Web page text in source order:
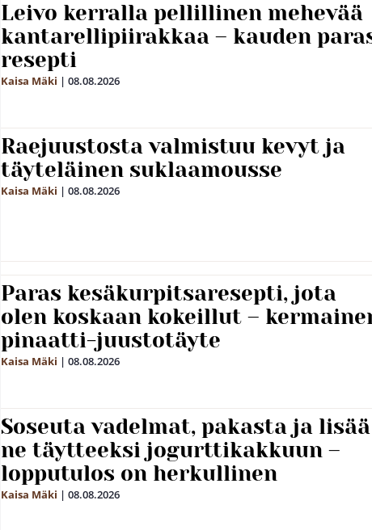
Leivo kerralla pellillinen mehevää
kantarellipiirakkaa – kauden
resepti
Kaisa Mäki | 08.08.2026
Raejuustosta valmistuu kevyt ja
täyteläinen suklaamousse
Kaisa Mäki | 08.08.2026
Paras kesäkurpitsaresepti, jota
olen koskaan kokeillut –
pinaatti-juustotäyte
Kaisa Mäki | 08.08.2026
Soseuta vadelmat, pakasta ja lisää
ne täytteeksi jogurttikakkuun –
lopputulos on herkullinen
Kaisa Mäki | 08.08.2026